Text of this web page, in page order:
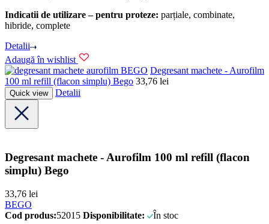
Indicatii de utilizare – pentru proteze: parțiale, combinate,
hibride, complete
Detalii
Adaugă în wishlist
BEGO Degresant machete - Aurofilm
100 ml refill (flacon simplu) Bego 33,76 lei
Quick view Detalii
Degresant machete - Aurofilm 100 ml refill (flacon
simplu) Bego
33,76 lei
BEGO
Cod produs:52015 Disponibilitate:
În stoc